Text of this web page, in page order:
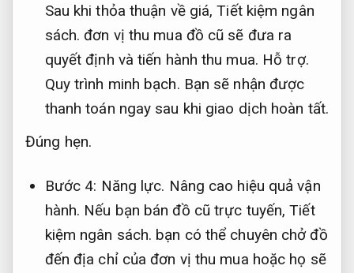
Sau khi thỏa thuận về giá,Tiết kiệm ngân
sách. đơn vị thu mua đồ cũ sẽ đưa ra
quyết định và tiến hành thu mua. Hỗ trợ.
Quy trình minh bạch. Bạn sẽ nhận được
thanh toán ngay sau khi giao dịch hoàn tất.
Đúng hẹn.
Bước 4: Năng lực. Nâng cao hiệu quả vận
hành. Nếu bạn bán đồ cũ trực tuyến,Tiết
kiệm ngân sách. bạn có thể chuyên chở đồ
đến địa chỉ của đơn vị thu mua hoặc họ sẽ